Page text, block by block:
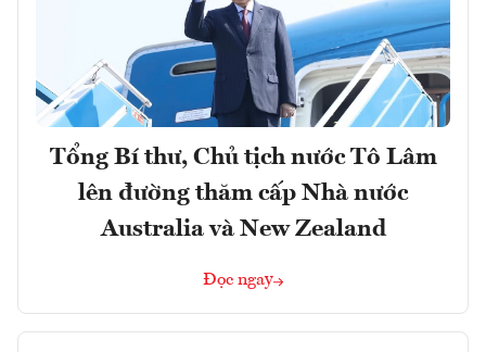
Tổng Bí thư, Chủ tịch nước Tô Lâm
lên đường thăm cấp Nhà nước
Australia và New Zealand
Đọc ngay